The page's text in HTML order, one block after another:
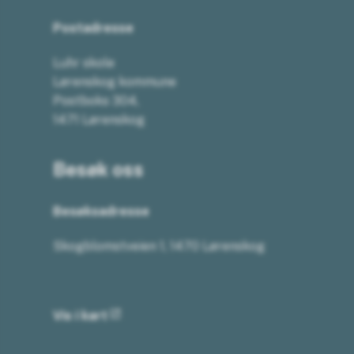
Postadresse
Luhr skole
Lørenskog kommune
Postboks 304,
1471 Lørenskog
Besøk oss
Besøksadresse
Skogblomstveien 1, 1470 Lørenskog
Vis i kart